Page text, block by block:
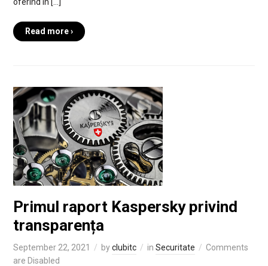
oferind în […]
Read more ›
Primul raport Kaspersky privind
transparența
September 22, 2021 byclubitc in Securitate
Comments
are Disabled